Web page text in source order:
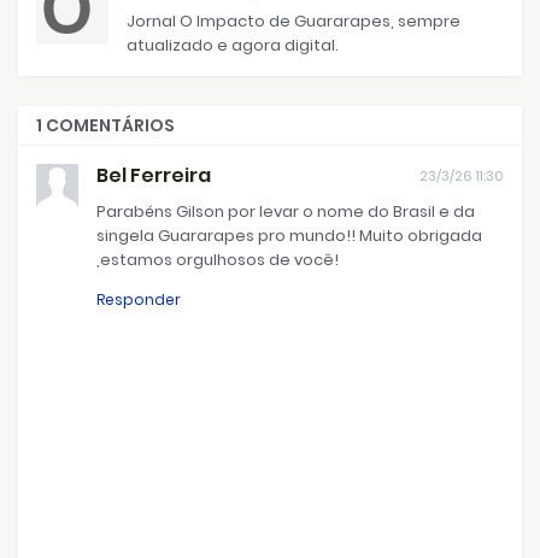
Jornal O Impacto de Guararapes, sempre
atualizado e agora digital.
1 COMENTÁRIOS
Bel Ferreira 23/3/26 11:30
Parabéns Gilson por levar o nome do Brasil e da
singela Guararapes pro mundo!! Muito obrigada
,estamos orgulhosos de você!
Responder